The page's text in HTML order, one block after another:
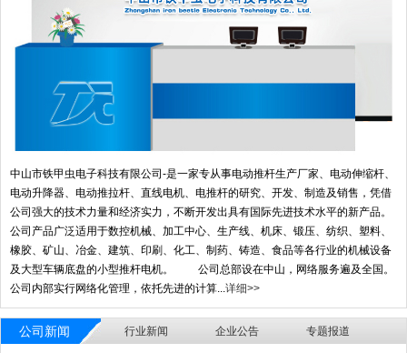
中山市铁甲虫电子科技有限公司-是一家专从事电动推杆生产厂家、电动伸缩杆、
电动升降器、电动推拉杆、直线电机、电推杆的研究、开发、制造及销售，凭借
公司强大的技术力量和经济实力，不断开发出具有国际先进技术水平的新产品。
公司产品广泛适用于数控机械、加工中心、生产线、机床、锻压、纺织、塑料、
橡胶、矿山、冶金、建筑、印刷、化工、制药、铸造、食品等各行业的机械设备
及大型车辆底盘的小型推杆电机。 公司总部设在中山，网络服务遍及全国。
公司内部实行网络化管理，依托先进的计算...详细>>
公司新闻 行业新闻 企业公告 专题报道